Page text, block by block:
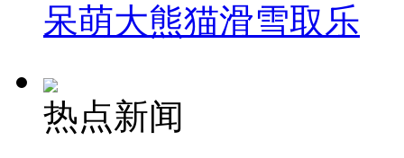
呆萌大熊猫滑雪取乐
热点新闻